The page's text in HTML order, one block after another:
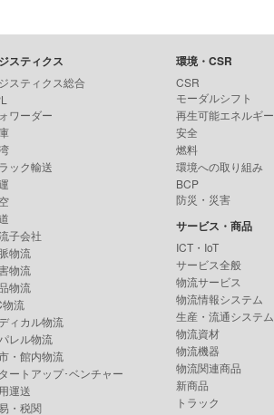
スティクス
スティクス総合
ワーダー
ック輸送
子会社
物流
物流
物流
物流
ィカル物流
レル物流
・館内物流
ートアップ･ベンチャー
運送
・税関
環境・CSR
CSR
モーダルシフト
再生可能エネルギー
安全
燃料
環境への取り組み
BCP
防災・災害
サービス・商品
ICT・IoT
サービス全般
物流サービス
物流情報システム
生産・流通システム
物流資材
物流機器
物流関連商品
新商品
トラック